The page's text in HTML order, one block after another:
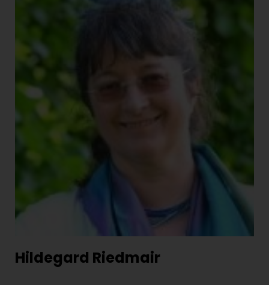
Hildegard Riedmair